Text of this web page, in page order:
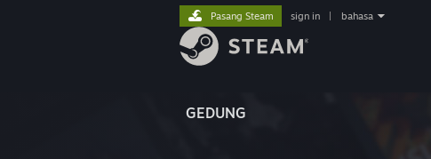
GEDUNG
Pasang Steam sign in bahasa